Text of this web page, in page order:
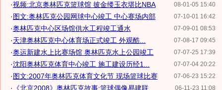
08-01-05 15:40
·视频:北京奥林匹克篮球馆 披金缕玉衣堪比NBA
07-10-01 16:42
·图文:奥林匹克公园网球中心竣工 中心赛场内部
07-09-01 08:53
·奥林匹克中心区场馆供水工程竣工通水
07-08-17 09:45
·天津奥林匹克中心体育场正式竣工 外观酷...
07-07-25 17:39
·奥运新建水上比赛场馆 奥林匹克水上公园竣工
07-07-04 20:22
·沈阳奥林匹克体育中心竣工 施工建设历经1...
07-06-23 15:22
·图文:2007年奥林匹克体育文化节 现场篮球比赛
06-11-23 11:08
· 《北京2008》奥林匹克故事:篮球偶像易建联